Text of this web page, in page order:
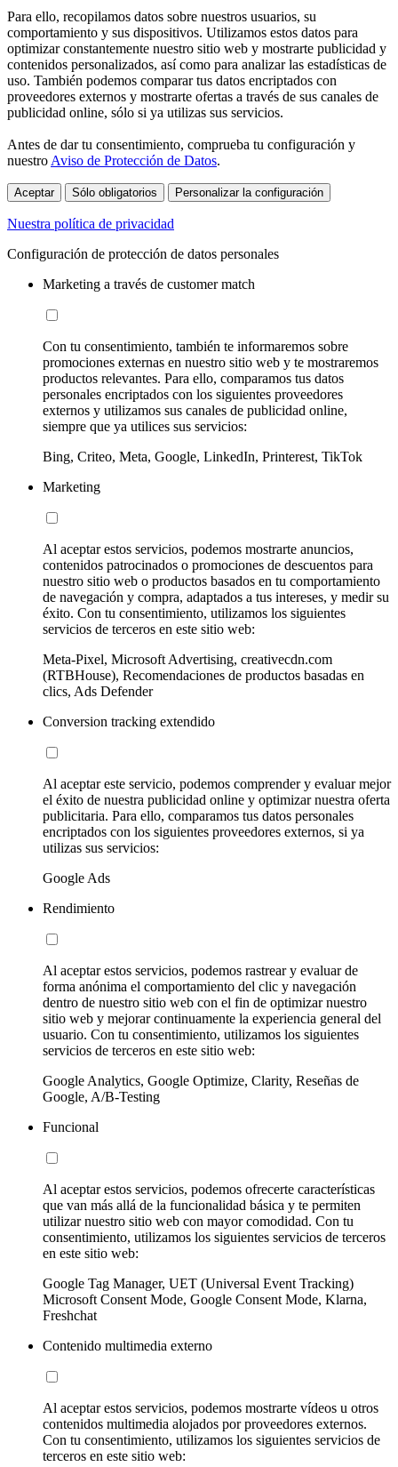
Para ello, recopilamos datos sobre nuestros usuarios, su
comportamiento y sus dispositivos. Utilizamos estos datos para
optimizar constantemente nuestro sitio web y mostrarte publicidad y
contenidos personalizados, así como para analizar las estadísticas de
uso. También podemos comparar tus datos encriptados con
proveedores externos y mostrarte ofertas a través de sus canales de
publicidad online, sólo si ya utilizas sus servicios.
Antes de dar tu consentimiento, comprueba tu configuración y
nuestro Aviso de Protección de Datos.
Aceptar Sólo obligatorios Personalizar la configuración
Nuestra política de privacidad
Configuración de protección de datos personales
Marketing a través de customer match
Con tu consentimiento, también te informaremos sobre
promociones externas en nuestro sitio web y te mostraremos
productos relevantes. Para ello, comparamos tus datos
personales encriptados con los siguientes proveedores
externos y utilizamos sus canales de publicidad online,
siempre que ya utilices sus servicios:
Bing, Criteo, Meta, Google, LinkedIn, Printerest, TikTok
Marketing
Al aceptar estos servicios, podemos mostrarte anuncios,
contenidos patrocinados o promociones de descuentos para
nuestro sitio web o productos basados en tu comportamiento
de navegación y compra, adaptados a tus intereses, y medir su
éxito. Con tu consentimiento, utilizamos los siguientes
servicios de terceros en este sitio web:
Meta-Pixel, Microsoft Advertising, creativecdn.com
(RTBHouse), Recomendaciones de productos basadas en
clics, Ads Defender
Conversion tracking extendido
Al aceptar este servicio, podemos comprender y evaluar mejor
el éxito de nuestra publicidad online y optimizar nuestra oferta
publicitaria. Para ello, comparamos tus datos personales
encriptados con los siguientes proveedores externos, si ya
utilizas sus servicios:
Google Ads
Rendimiento
Al aceptar estos servicios, podemos rastrear y evaluar de
forma anónima el comportamiento del clic y navegación
dentro de nuestro sitio web con el fin de optimizar nuestro
sitio web y mejorar continuamente la experiencia general del
usuario. Con tu consentimiento, utilizamos los siguientes
servicios de terceros en este sitio web:
Google Analytics, Google Optimize, Clarity, Reseñas de
Google, A/B-Testing
Funcional
Al aceptar estos servicios, podemos ofrecerte características
que van más allá de la funcionalidad básica y te permiten
utilizar nuestro sitio web con mayor comodidad. Con tu
consentimiento, utilizamos los siguientes servicios de terceros
en este sitio web:
Google Tag Manager, UET (Universal Event Tracking)
Microsoft Consent Mode, Google Consent Mode, Klarna,
Freshchat
Contenido multimedia externo
Al aceptar estos servicios, podemos mostrarte vídeos u otros
contenidos multimedia alojados por proveedores externos.
Con tu consentimiento, utilizamos los siguientes servicios de
terceros en este sitio web: